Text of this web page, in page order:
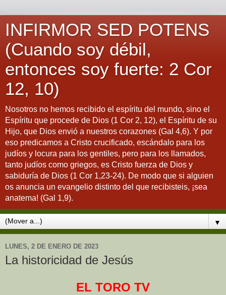
INFIRMOR SED POTENS
(Cuando soy débil,
entonces soy fuerte: 2 Cor
12, 10)
Nosotros no hemos recibido el espíritu del mundo, sino el
Espíritu que procede de Dios (1 Cor 2, 12), el Espíritu de su
Hijo, que Dios envió a nuestros corazones (Gal 4,6). Y por
eso predicamos a Cristo crucificado, escándalo para los
judíos y locura para los gentiles, pero para los llamados,
tanto judíos como griegos, es Cristo fuerza de Dios y
sabiduría de Dios (1 Cor 1,23-24). De modo que si alguien
os anuncia un evangelio distinto del que recibisteis, ¡sea
anatema! (Gal 1,9).
▼
LUNES, 2 DE ENERO DE 2023
La historicidad de Jesús
EL TORO TV